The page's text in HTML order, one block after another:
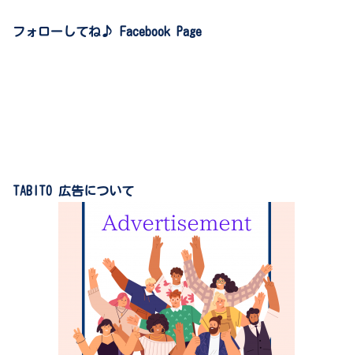
フォローしてね♪ Facebook Page
TABITO 広告について